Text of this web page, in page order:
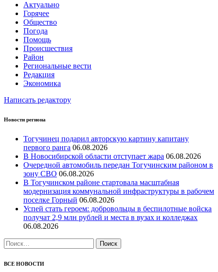
Актуально
Горячее
Общество
Погода
Помощь
Происшествия
Район
Региональные вести
Редакция
Экономика
Написать редактору
Новости региона
Тогучинец подарил авторскую картину капитану
первого ранга 06.08.2026
В Новосибирской области отступает жара 06.08.2026
Очередной автомобиль передан Тогучинским районом в
зону СВО 06.08.2026
В Тогучинском районе стартовала масштабная
модернизация коммунальной инфраструктуры в рабочем
поселке Горный 06.08.2026
Успей стать героем: добровольцы в беспилотные войска
получат 2,9 млн рублей и места в вузах и колледжах
06.08.2026
Найти:
ВСЕ НОВОСТИ